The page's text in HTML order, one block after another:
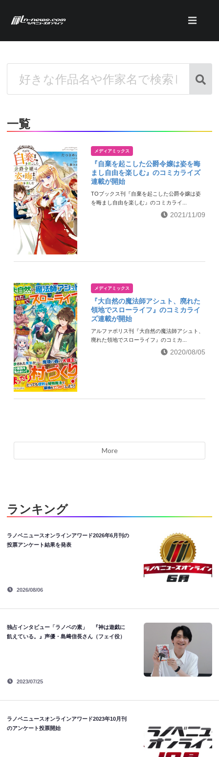
一覧
メディアミックス
『自棄を起こした公爵令嬢は姿を晦
まし自由を楽しむ』のコミカライズ
連載が開始
TOブックス刊『自棄を起こした公爵令嬢は姿
を晦まし自由を楽しむ』のコミカライ...
2021/11/09
メディアミックス
『大自然の魔法師アシュト、廃れた
領地でスローライフ』のコミカライ
ズ連載が開始
アルファポリス刊『大自然の魔法師アシュト、
廃れた領地でスローライフ』のコミカ...
2020/08/05
More
ランキング
ラノベニュースオンラインアワード2026年6月刊の
投票アンケート結果を発表
2026/08/06
独占インタビュー「ラノベの素」 『神は遊戯に
飢えている。』声優・島﨑信長さん（フェイ役）
2023/07/25
ラノベニュースオンラインアワード2023年10月刊
のアンケート投票開始